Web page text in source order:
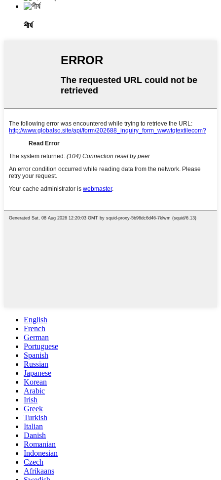
শীর্ষ
English
French
German
Portuguese
Spanish
Russian
Japanese
Korean
Arabic
Irish
Greek
Turkish
Italian
Danish
Romanian
Indonesian
Czech
Afrikaans